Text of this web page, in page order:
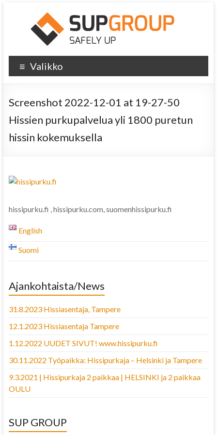
Valikko
Screenshot 2022-12-01 at 19-27-50
Hissien purkupalvelua yli 1800 puretun
hissin kokemuksella
hissipurku.fi , hissipurku.com, suomenhissipurku.fi
English
Suomi
Ajankohtaista/News
31.8.2023 Hissiasentaja, Tampere
12.1.2023 Hissiasentaja Tampere
1.12.2022 UUDET SIVUT! www.hissipurku.fi
30.11.2022 Työpaikka: Hissipurkaja – Helsinki ja Tampere
9.3.2021 | Hissipurkaja 2 paikkaa | HELSINKI ja 2 paikkaa
OULU
SUP GROUP